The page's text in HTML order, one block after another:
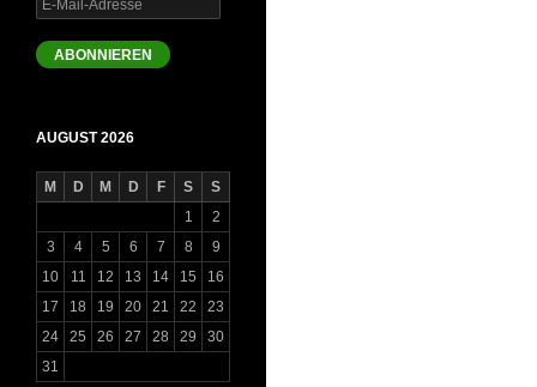
Mail-
Adresse
ABONNIEREN
AUGUST 2026
M D M D F S
S
1
2
3
4 5 6 7 8
9
10
11 12 13 14 15
16
17
18 19 20 21 22
23
24
25 26 27 28 29
30
31